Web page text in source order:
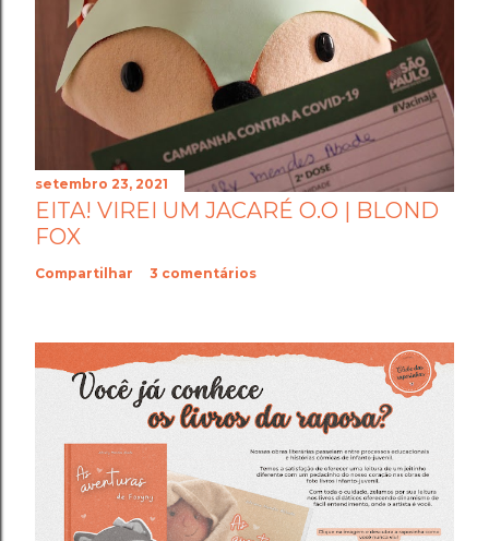
setembro 23, 2021
EITA! VIREI UM JACARÉ O.O | BLOND
FOX
Compartilhar 3 comentários